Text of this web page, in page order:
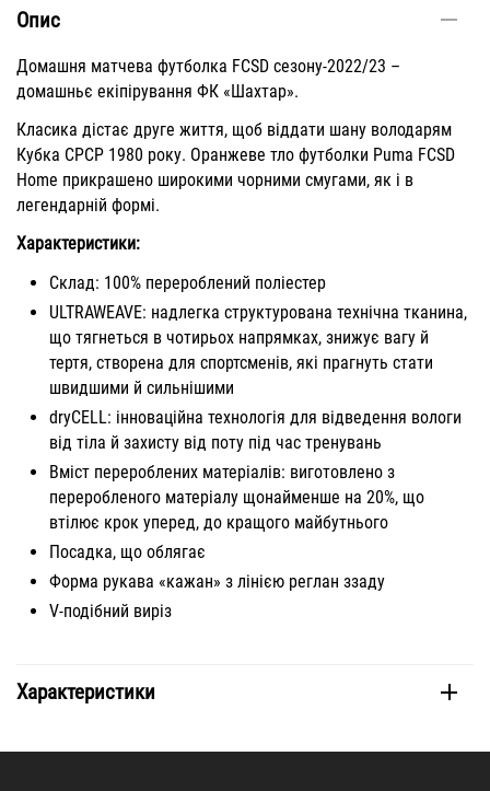
Опис
Домашня матчева футболка FCSD сезону-2022/23 –
домашньє екіпірування ФК «Шахтар».
Класика дістає друге життя, щоб віддати шану володарям
Кубка СРСР 1980 року. Оранжеве тло футболки Puma FCSD
Home прикрашено широкими чорними смугами, як і в
легендарній формі.
Характеристики:
Склад: 100% перероблений поліестер
ULTRAWEAVE: надлегка структурована технічна тканина,
що тягнеться в чотирьох напрямках, знижує вагу й
тертя, створена для спортсменів, які прагнуть стати
швидшими й сильнішими
dryCELL: інноваційна технологія для відведення вологи
від тіла й захисту від поту під час тренувань
Вміст перероблених матеріалів: виготовлено з
переробленого матеріалу щонайменше на 20%, що
втілює крок уперед, до кращого майбутнього
Посадка, що облягає
Форма рукава «кажан» з лінією реглан ззаду
V-подібний виріз
Характеристики